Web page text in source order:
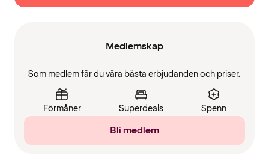
Medlemskap
Som medlem får du våra bästa erbjudanden och priser.
Förmåner Superdeals Spenn
Bli medlem